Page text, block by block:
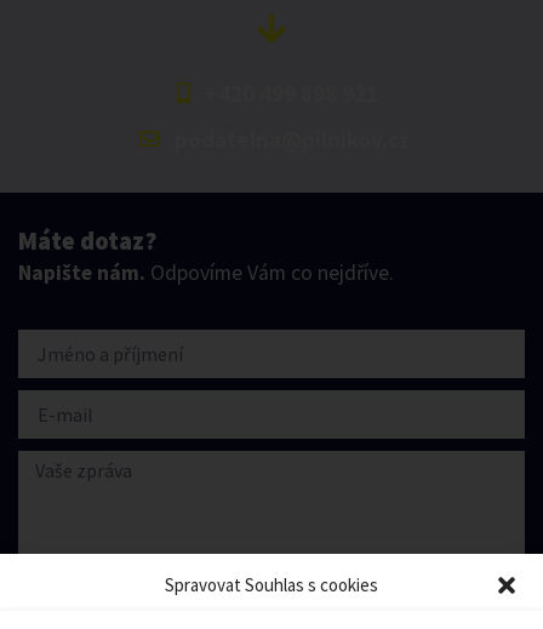
Spravovat Souhlas s cookies
Máte dotaz?
Napište nám. Odpovíme Vám co nejdříve.